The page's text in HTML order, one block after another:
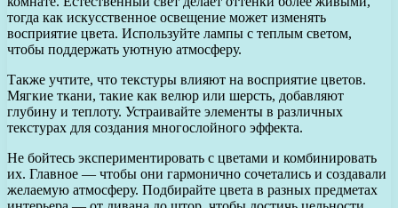
тогда как искусственное освещение может изменять
восприятие цвета. Используйте лампы с теплым светом,
чтобы поддержать уютную атмосферу.
Также учтите, что текстуры влияют на восприятие цветов.
Мягкие ткани, такие как велюр или шерсть, добавляют
глубину и теплоту. Устраивайте элементы в различных
текстурах для создания многослойного эффекта.
Не бойтесь экспериментировать с цветами и комбинировать
их. Главное — чтобы они гармонично сочетались и создавали
желаемую атмосферу. Подбирайте цвета в разных предметах